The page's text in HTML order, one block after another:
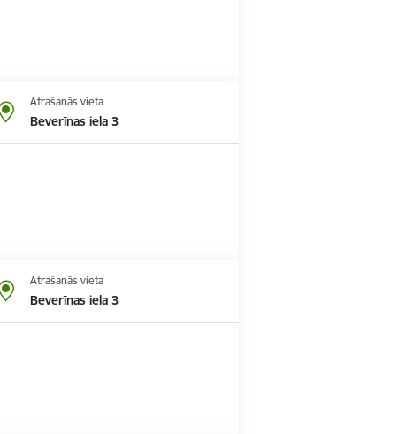
Atrašanās vieta
Beverīnas iela 3
Atrašanās vieta
Beverīnas iela 3